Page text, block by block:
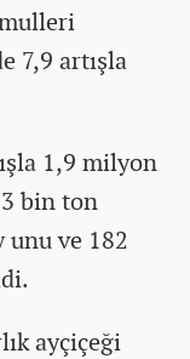
7,9 artışla
1,9 milyon
bin ton
unu ve 182
ayçiçeği